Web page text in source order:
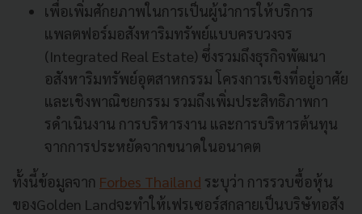
เพื่อเพิ่มศักยภาพในการเป็นผู้นําการให้บริการ
แพลตฟอร์มอสังหาริมทรัพย์แบบครบวงจร
(Integrated Real Estate) ซึ่งรวมถึงธุรกิจพัฒนา
อสังหาริมทรัพย์อุตสาหกรรม โครงการเชิงที่อยู่อาศัย
และเชิงพาณิชยกรรม รวมถึงเพิ่มประสิทธิภาพกา
รดําเนินงาน การบริหารงาน และการบริหารต้นทุน
จากการประหยัดจากขนาดในอนาคต
ทั้งนี้ข้อมูลจาก Forbes Thailand ระบุว่า การรวบซื้อหุ้น
ของGolden Landจะทำให้เฟรเซอร์สกลายเป็นบริษัทอสัง